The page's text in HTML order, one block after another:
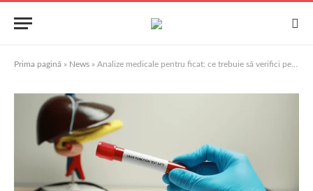
Prima pagină » News » Analize medicale pentru ficat: ce trebuie să verifici periodic